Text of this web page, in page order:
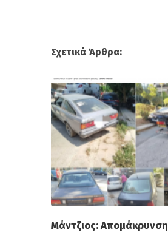
Σχετικά Άρθρα:
Μάντζιος: Απομάκρυνση